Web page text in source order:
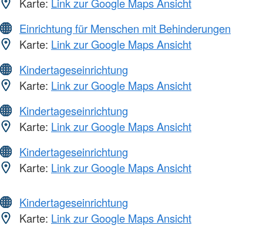
Karte: Link zur Google Maps Ansicht
Einrichtung für Menschen mit Behinderungen
Karte: Link zur Google Maps Ansicht
Kindertageseinrichtung
Karte: Link zur Google Maps Ansicht
Kindertageseinrichtung
Karte: Link zur Google Maps Ansicht
Kindertageseinrichtung
Karte: Link zur Google Maps Ansicht
Kindertageseinrichtung
Karte: Link zur Google Maps Ansicht